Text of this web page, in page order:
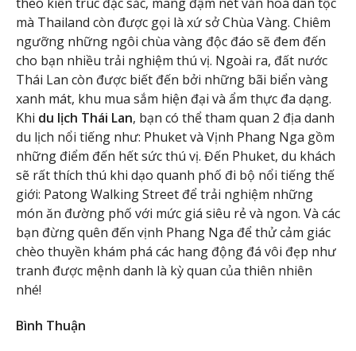
mà Thailand còn được gọi là xứ sở Chùa Vàng. Chiêm
ngưỡng những ngôi chùa vàng độc đáo sẽ đem đến
cho bạn nhiều trải nghiệm thú vị. Ngoài ra, đất nước
Thái Lan còn được biết đến bởi những bãi biển vàng
xanh mát, khu mua sắm hiện đại và ẩm thực đa dạng.
Khi du lịch Thái Lan, bạn có thể tham quan 2 địa danh
du lịch nổi tiếng như: Phuket và Vịnh Phang Nga gồm
những điểm đến hết sức thú vị. Đến Phuket, du khách
sẽ rất thích thú khi dạo quanh phố đi bộ nổi tiếng thế
giới: Patong Walking Street để trải nghiệm những
món ăn đường phố với mức giá siêu rẻ và ngon. Và các
bạn đừng quên đến vịnh Phang Nga để thử cảm giác
chèo thuyền khám phá các hang động đá vôi đẹp như
tranh được mệnh danh là kỳ quan của thiên nhiên
nhé!
Bình Thuận